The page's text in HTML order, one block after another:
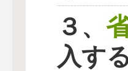
３、
入す